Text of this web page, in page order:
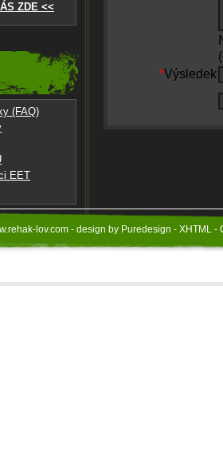
ZDE <<
(FAQ)
EET
*Výsledek
lov.com - design by Puredesign - XHTML -